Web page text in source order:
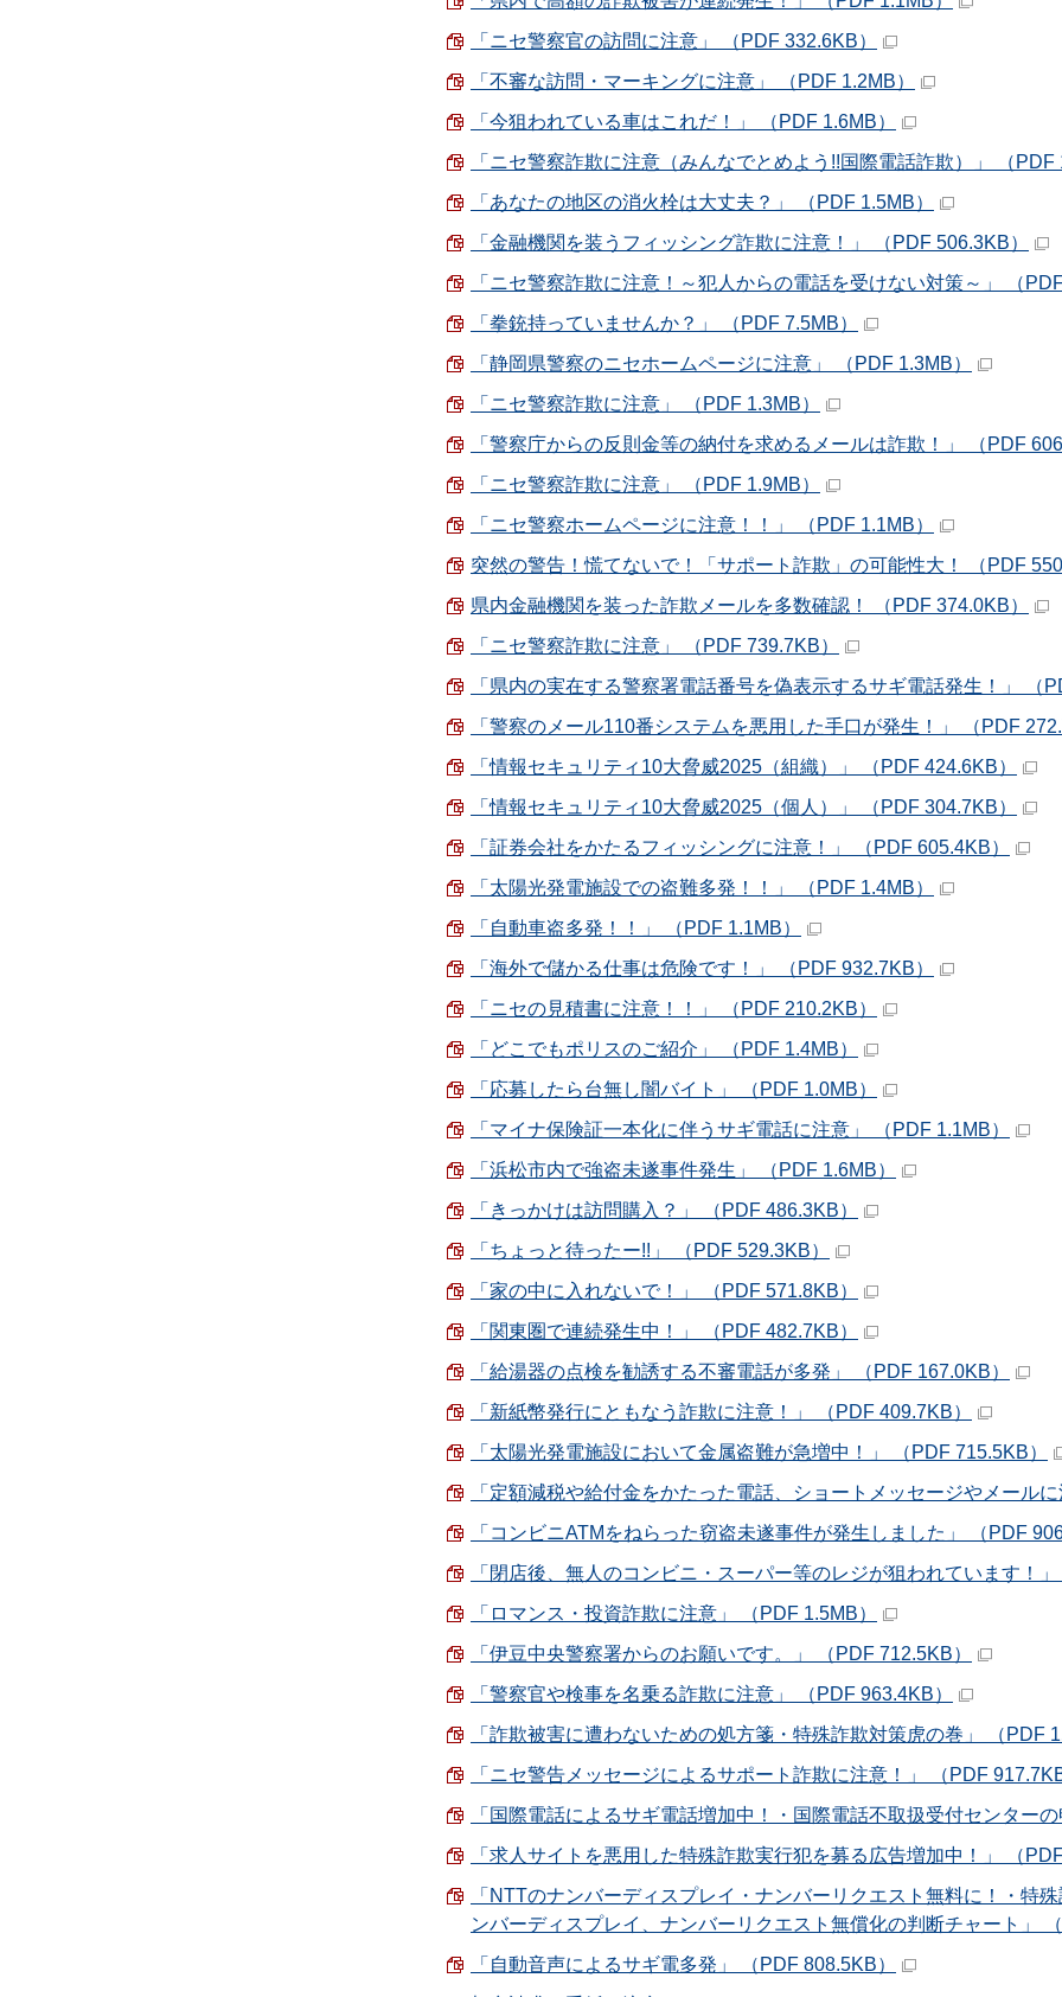
「ニセ警察官の訪問に注意」 （PDF 332.6KB）
「不審な訪問・マーキングに注意」 （PDF 1.2MB）
「今狙われている車はこれだ！」 （PDF 1.6MB）
「ニセ警察詐欺に注意（みんなでとめよう!!国際電話詐欺）」 （PDF
「あなたの地区の消火栓は大丈夫？」 （PDF 1.5MB）
「金融機関を装うフィッシング詐欺に注意！」 （PDF 506.3KB）
「ニセ警察詐欺に注意！～犯人からの電話を受けない対策～」 （PDF
「拳銃持っていませんか？」 （PDF 7.5MB）
「静岡県警察のニセホームページに注意」 （PDF 1.3MB）
「ニセ警察詐欺に注意」 （PDF 1.3MB）
「警察庁からの反則金等の納付を求めるメールは詐欺！」 （PDF
「ニセ警察詐欺に注意」 （PDF 1.9MB）
「ニセ警察ホームページに注意！！」 （PDF 1.1MB）
突然の警告！慌てないで！「サポート詐欺」の可能性大！ （PDF
県内金融機関を装った詐欺メールを多数確認！ （PDF 374.0KB）
「ニセ警察詐欺に注意」 （PDF 739.7KB）
「県内の実在する警察署電話番号を偽表示するサギ電話発生！」 （
「警察のメール110番システムを悪用した手口が発生！」 （PDF
「情報セキュリティ10大脅威2025（組織）」 （PDF 424.6KB）
「情報セキュリティ10大脅威2025（個人）」 （PDF 304.7KB）
「証券会社をかたるフィッシングに注意！」 （PDF 605.4KB）
「太陽光発電施設での盗難多発！！」 （PDF 1.4MB）
「自動車盗多発！！」 （PDF 1.1MB）
「海外で儲かる仕事は危険です！」 （PDF 932.7KB）
「ニセの見積書に注意！！」 （PDF 210.2KB）
「どこでもポリスのご紹介」 （PDF 1.4MB）
「応募したら台無し闇バイト」 （PDF 1.0MB）
「マイナ保険証一本化に伴うサギ電話に注意」 （PDF 1.1MB）
「浜松市内で強盗未遂事件発生」 （PDF 1.6MB）
「きっかけは訪問購入？」 （PDF 486.3KB）
「ちょっと待ったー!!」 （PDF 529.3KB）
「家の中に入れないで！」 （PDF 571.8KB）
「関東圏で連続発生中！」 （PDF 482.7KB）
「給湯器の点検を勧誘する不審電話が多発」 （PDF 167.0KB）
「新紙幣発行にともなう詐欺に注意！」 （PDF 409.7KB）
「太陽光発電施設において金属盗難が急増中！」 （PDF 715.5KB）
「定額減税や給付金をかたった電話、ショートメッセージやメール
「コンビニATMをねらった窃盗未遂事件が発生しました」 （PDF
「閉店後、無人のコンビニ・スーパー等のレジが狙われています！」
「ロマンス・投資詐欺に注意」 （PDF 1.5MB）
「伊豆中央警察署からのお願いです。」 （PDF 712.5KB）
「警察官や検事を名乗る詐欺に注意」 （PDF 963.4KB）
「詐欺被害に遭わないための処方箋・特殊詐欺対策虎の巻」 （PDF
「ニセ警告メッセージによるサポート詐欺に注意！」 （PDF 917.7KB
「国際電話によるサギ電話増加中！・国際電話不取扱受付センター
「求人サイトを悪用した特殊詐欺実行犯を募る広告増加中！」 （
「NTTのナンバーディスプレイ・ナンバーリクエスト無料に！・特
ンバーディスプレイ、ナンバーリクエスト無償化の判断チャート」 （
「自動音声によるサギ電多発」 （PDF 808.5KB）